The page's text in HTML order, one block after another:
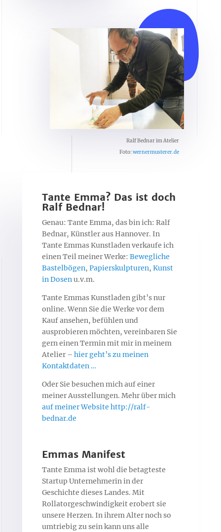
Ralf Bednar im Atelier
Foto:wernermusterer.de
Tante Emma? Das ist doch
Ralf Bednar!
Genau: Tante Emma, das bin ich: Ralf
Bednar, Künstler aus Hannover. In
Tante Emmas Kunstladen verkaufe ich
einen Teil meiner Werke: Bewegliche
Bastelbögen, Papierskulpturen, Kunst
in Dosenu.v.m.
Tante Emmas Kunstladen gibt’s nur
online. Wenn Sie die Werke vor dem
Kauf ansehen, befühlen und
ausprobieren möchten, vereinbaren Sie
gern einen Termin mit mir in meinem
Atelier – hier geht’s zu meinen
Kontaktdaten …
Oder Sie besuchen mich auf einer
meiner Ausstellungen. Mehr über mich
auf meiner Website http://ralf-
bednar.de
Emmas Manifest
Tante Emma ist wohl die betagteste
Startup Unternehmerin in der
Geschichte dieses Landes. Mit
Rollatorgeschwindigkeit erobert sie
unsere Herzen. In ihrem Alter noch so
umtriebig zu sein kann uns alle